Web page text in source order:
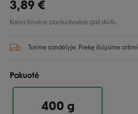
3,89 €
Kaina fizinėse parduotuvėse gali skirtis.
Turime sandėlyje. Prekę išsiųsime
Pakuotė
400 g